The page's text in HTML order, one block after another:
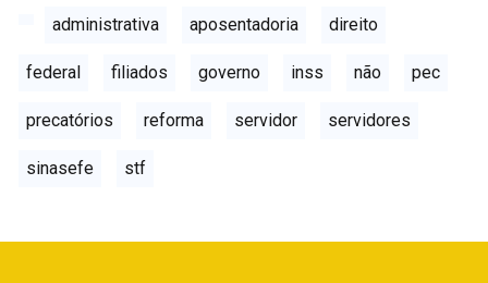
administrativa aposentadoria direito
federal filiados governo inss não pec
precatórios reforma servidor servidores
sinasefe stf